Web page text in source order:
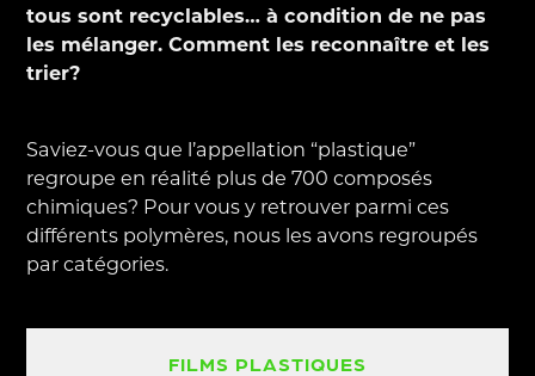
tous sont recyclables… à condition de ne pas
les mélanger. Comment les reconnaître et les
trier?
Saviez-vous que l’appellation “plastique”
regroupe en réalité plus de 700 composés
chimiques? Pour vous y retrouver parmi ces
différents polymères, nous les avons regroupés
par catégories.
FILMS PLASTIQUES